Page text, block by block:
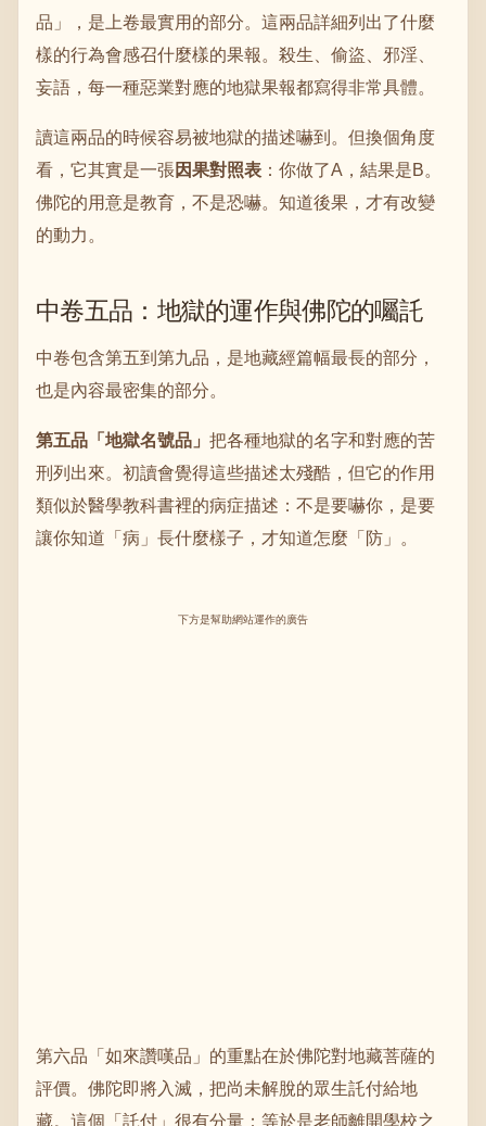
品」，是上卷最實用的部分。這兩品詳細列出了什麼
樣的行為會感召什麼樣的果報。殺生、偷盜、邪淫、
妄語，每一種惡業對應的地獄果報都寫得非常具體。
讀這兩品的時候容易被地獄的描述嚇到。但換個角度
看，它其實是一張因果對照表 ：你做了A，結果是B。
佛陀的用意是教育，不是恐嚇。知道後果，才有改變
的動力。
中卷五品：地獄的運作與佛陀的囑託
中卷包含第五到第九品，是地藏經篇幅最長的部分，
也是內容最密集的部分。
第五品「地獄名號品」 把各種地獄的名字和對應的苦
刑列出來。初讀會覺得這些描述太殘酷，但它的作用
類似於醫學教科書裡的病症描述：不是要嚇你，是要
讓你知道「病」長什麼樣子，才知道怎麼「防」。
下方是幫助網站運作的廣告
第六品「如來讚嘆品」的重點在於佛陀對地藏菩薩的
評價。佛陀即將入滅，把尚未解脫的眾生託付給地
藏。這個「託付」很有分量：等於是老師離開學校之